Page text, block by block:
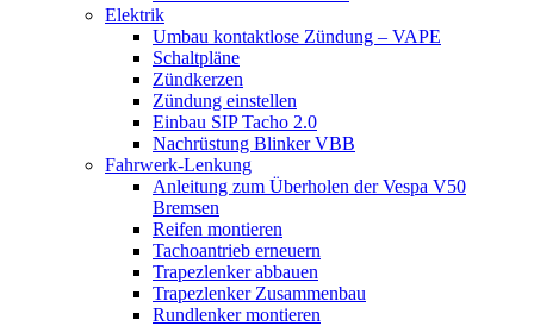
Elektrik
Umbau kontaktlose Zündung – VAPE
Schaltpläne
Zündkerzen
Zündung einstellen
Einbau SIP Tacho 2.0
Nachrüstung Blinker VBB
Fahrwerk-Lenkung
Anleitung zum Überholen der Vespa V50
Bremsen
Reifen montieren
Tachoantrieb erneuern
Trapezlenker abbauen
Trapezlenker Zusammenbau
Rundlenker montieren